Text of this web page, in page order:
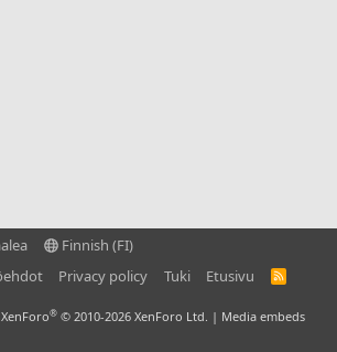
Finnish (FI)
Privacy policy Tuki Etusivu
R
® © 2010-2026 XenForo Ltd. | Media embeds